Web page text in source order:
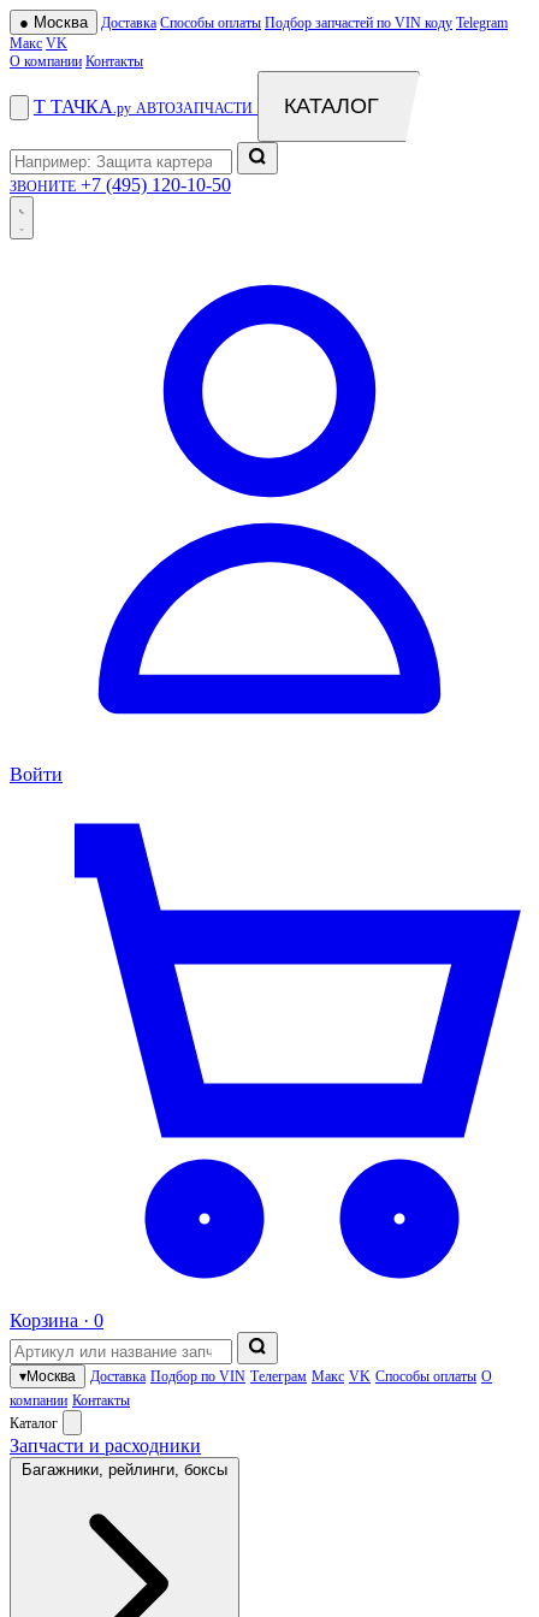
● Москва Доставка Способы оплаты Подбор запчастей по VIN коду Telegram
Макс VK
О компании Контакты
Т ТАЧКА .ру АВТОЗАПЧАСТИ КАТАЛОГ
ЗВОНИТЕ +7 (495) 120-10-50
Войти
Корзина · 0
▾Москва Доставка Подбор по VIN Телеграм Макс VK Способы оплаты О
компании Контакты
Каталог
Запчасти и расходники
Багажники, рейлинги, боксы